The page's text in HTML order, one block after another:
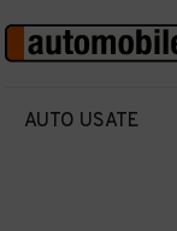
AUTO USATE